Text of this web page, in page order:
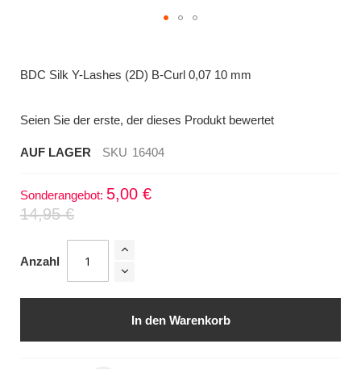
der
BDC Silk Y-Lashes (2D) B-Curl 0,07 10 mm
Seien Sie der erste, der dieses Produkt bewertet
AUF LAGER SKU 16404
Sonderangebot 5,00 €
14,95 €
Anzahl
In den Warenkorb